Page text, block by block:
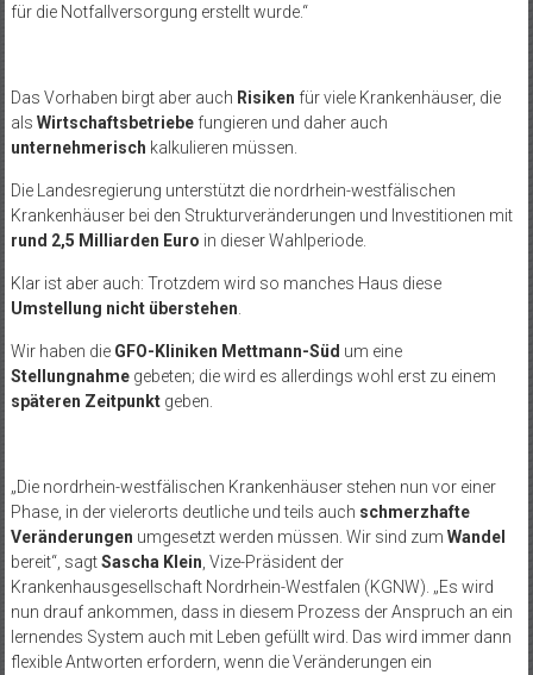
für die Notfallversorgung erstellt wurde.“
Das Vorhaben birgt aber auch Risiken für viele Krankenhäuser, die
als Wirtschaftsbetriebefungieren und daher auch
unternehmerisch kalkulieren müssen.
Die Landesregierung unterstützt die nordrhein-westfälischen
Krankenhäuser bei den Strukturveränderungen und Investitionen mit
rund 2,5 Milliarden Euro in dieser Wahlperiode.
Klar ist aber auch: Trotzdem wird so manches Haus diese
Umstellung nicht überstehen
Wir haben die GFO-Kliniken Mettmann-Süd um eine
Stellungnahmegebeten; die wird es allerdings wohl erst zu einem
späteren Zeitpunktgeben.
„Die nordrhein-westfälischen Krankenhäuser stehen nun vor einer
Phase, in der vielerorts deutliche und teils auch schmerzhafte
Veränderungen umgesetzt werden müssen. Wir sind zum Wandel
bereit“, sagtSascha Klein , Vize-Präsident der
Krankenhausgesellschaft Nordrhein-Westfalen (KGNW). „Es wird
nun drauf ankommen, dass in diesem Prozess der Anspruch an ein
lernendes System auch mit Leben gefüllt wird. Das wird immer dann
flexible Antworten erfordern, wenn die Veränderungen ein